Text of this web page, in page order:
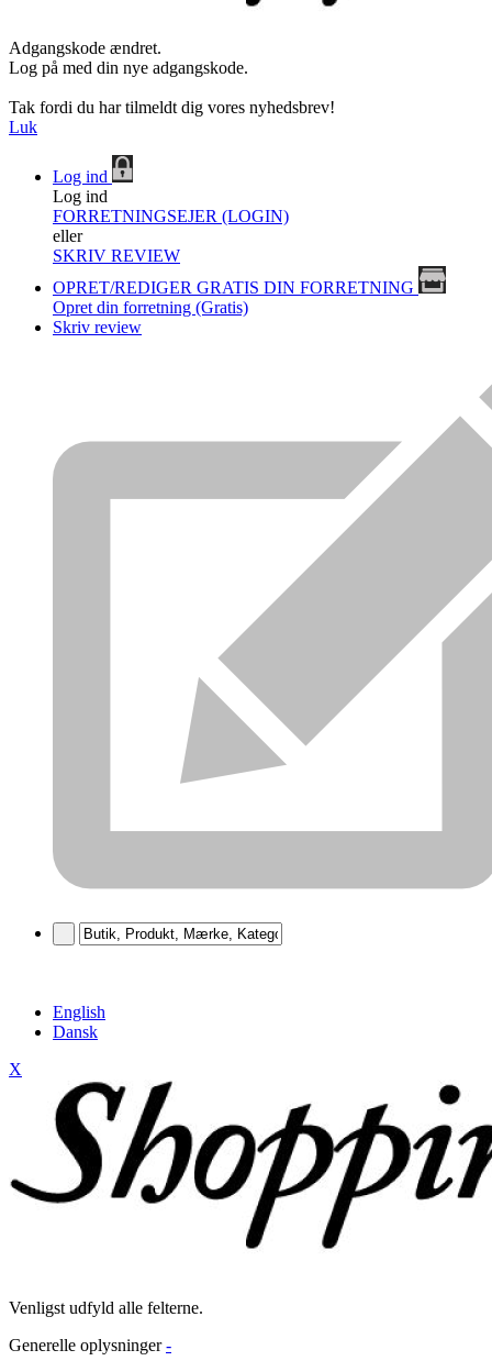
Adgangskode ændret.
Log på med din nye adgangskode.
Tak fordi du har tilmeldt dig vores nyhedsbrev!
Luk
Log ind
Log ind
FORRETNINGSEJER (LOGIN)
eller
SKRIV REVIEW
OPRET/REDIGER GRATIS DIN FORRETNING
Opret din forretning (Gratis)
Skriv review
English
Dansk
X
Venligst udfyld alle felterne.
Generelle oplysninger -